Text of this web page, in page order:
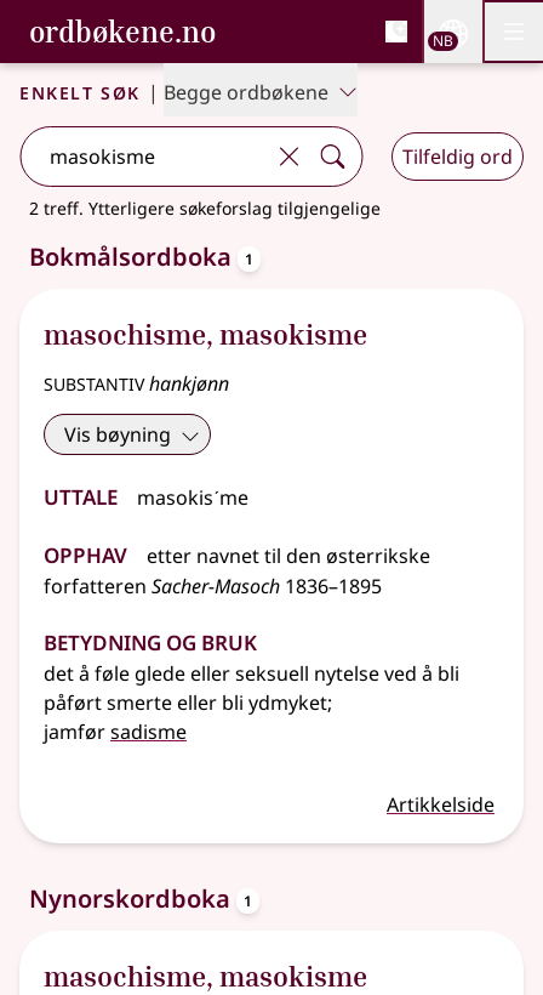
Gå til hovedinnhold
Tilgjengelighet
ordbøkene.no, Bokmålsordboka og
Bokmålsordboka og Nynorskordboka
NB
Enkelt søk | Begge ordbøkene
Tilfeldig ord
2 treff. Ytterligere søkeforslag tilgjengelige
Bokmålsordboka 1
masochisme, masokisme
substantivhankjønn
Vis bøyning
Uttale masokisˊme
Opphav etter navnettil den østerrikske
forfatteren Sacher-Masoch 1836–1895
Betydning og bruk
det å føle glede eller seksuell nytelse ved å bli
påført smerte eller bli ydmyket;
jamførsadisme
Artikkelside
Nynorskordboka 1
masochisme, masokisme